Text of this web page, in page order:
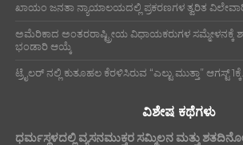
ಖಾಯಂ ಜನತಾ ನ್ಯಾಯಾಲಯದಲ್ಲಿ ಪ್ರಕರಣಗಳ ತ್ವರಿತ
ಅಮೆರಿಕಾದ ಅಂತರರಾಷ್ಟ್ರೀಯ ವಿಧಾಯಕರುಗಳ ಸಮ್ಮೇಳನಕ್ಕೆ
ಭಂಡಾರಿ ಆಯ್ಕೆ
ಟ್ರೈಲರ್ ನಲ್ಲಿ ಕುತೂಹಲ ಕೆರಳಿಸಿರುವ “ಎಲ್ಟು ಮುತ್ತಾ” ಆಗಸ್ಟ್ 1ಕ್ಕೆ...
ವಿಶೇಷ ಕಥೆಗಳು
ಧರ್ಮಸ್ಥಳದಲ್ಲಿ ವ್ಯಸನಮುಕ್ತರ ಸಮ್ಮಿಲನ ಮತ್ತು